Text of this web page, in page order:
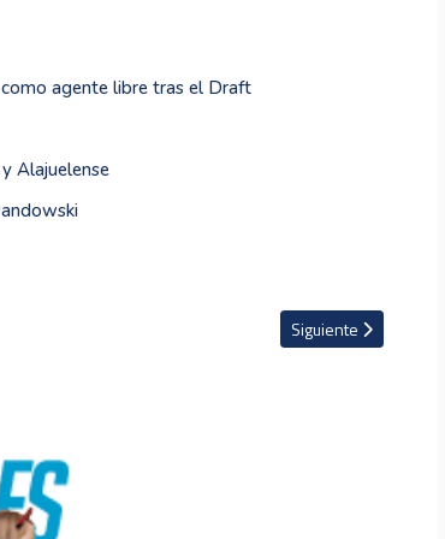
agente libre tras el Draft
Alajuelense
Sporting de Gijón Artículo siguiente:
Siguiente